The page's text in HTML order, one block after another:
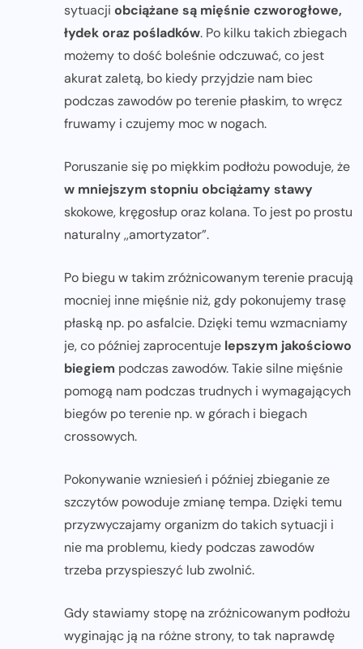
sytuacji obciążane są mięśnie czworogłowe,
łydek oraz pośladków. Po kilku takich zbiegach
możemy to dość boleśnie odczuwać, co jest
akurat zaletą, bo kiedy przyjdzie nam biec
podczas zawodów po terenie płaskim, to wręcz
fruwamy i czujemy moc w nogach.
Poruszanie się po miękkim podłożu powoduje, że
w mniejszym stopniu obciążamy stawy
skokowe, kręgosłup oraz kolana. To jest po prostu
naturalny ,,amortyzator”.
Po biegu w takim zróżnicowanym terenie pracują
mocniej inne mięśnie niż, gdy pokonujemy trasę
płaską np. po asfalcie. Dzięki temu wzmacniamy
je, co później zaprocentuje lepszym jakościowo
biegiem podczas zawodów. Takie silne mięśnie
pomogą nam podczas trudnych i wymagających
biegów po terenie np. w górach i biegach
crossowych.
Pokonywanie wzniesień i później zbieganie ze
szczytów powoduje zmianę tempa. Dzięki temu
przyzwyczajamy organizm do takich sytuacji i
nie ma problemu, kiedy podczas zawodów
trzeba przyspieszyć lub zwolnić.
Gdy stawiamy stopę na zróżnicowanym podłożu
wyginając ją na różne strony, to tak naprawdę